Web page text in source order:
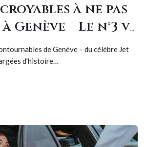
à ne pas
Genève – Le n°3 va
le souffle !
de Genève – du célèbre Jet
d’histoire…